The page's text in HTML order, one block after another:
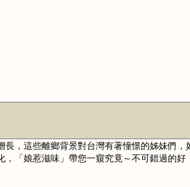
，這些離鄉背景對台灣有著憧憬的姊妹們，
「娘惹滋味」帶您一窺究竟～不可錯過的好